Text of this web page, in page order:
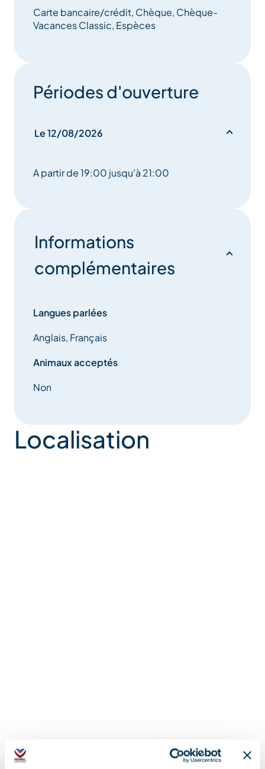
Carte bancaire/crédit, Chèque, Chèque-
Vacances Classic, Espèces
Périodes d'ouverture
Le 12/08/2026
A partir de 19:00 jusqu'à 21:00
Informations
complémentaires
Langues parlées
Anglais, Français
Animaux acceptés
Non
Localisation